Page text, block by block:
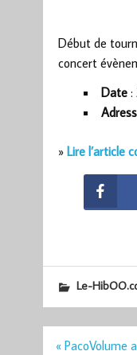
Début de
concert
Date:
» Lire l’article
Le-
Navigation
« PacoVolume